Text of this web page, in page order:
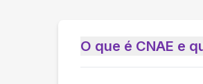
O que é CNAE e